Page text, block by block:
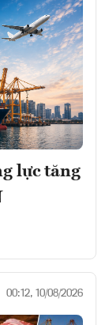
lực tăng
00:12, 10/08/2026